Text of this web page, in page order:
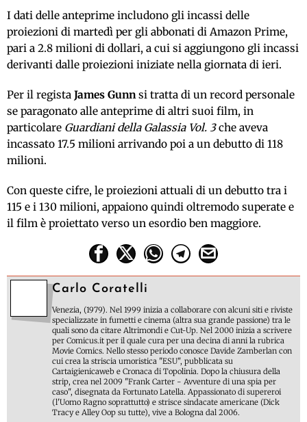
I dati delle anteprime includono gli incassi delle
proiezioni di martedì per gli abbonati di Amazon Prime,
pari a 2.8 milioni di dollari, a cui si aggiungono gli incassi
derivanti dalle proiezioni iniziate nella giornata di ieri.
Per il regista James Gunnsi tratta di un record personale
se paragonato alle anteprime di altri suoi film, in
particolare Guardiani della Galassia Vol. 3che aveva
incassato 17.5 milioni arrivando poi a un debutto di 118
milioni.
Con queste cifre, le proiezioni attuali di un debutto tra i
115 e i 130 milioni, appaiono quindi oltremodo superate e
il film è proiettato verso un esordio ben maggiore.
Carlo Coratelli
Venezia, (1979). Nel 1999 inizia a collaborare con alcuni siti e riviste
specializzate in fumetti e cinema (altra sua grande passione) tra le
quali sono da citare Altrimondi e Cut-Up. Nel 2000 inizia a scrivere
per Comicus.it per il quale cura per una decina di anni la rubrica
Movie Comics. Nello stesso periodo conosce Davide Zamberlan con
cui crea la striscia umoristica "ESU", pubblicata su
Cartaigienicaweb e Cronaca di Topolinia. Dopo la chiusura della
strip, crea nel 2009 "Frank Carter - Avventure di una spia per
caso", disegnata da Fortunato Latella. Appassionato di supereroi
(l'Uomo Ragno soprattutto) e strisce sindacate americane (Dick
Tracy e Alley Oop su tutte), vive a Bologna dal 2006.